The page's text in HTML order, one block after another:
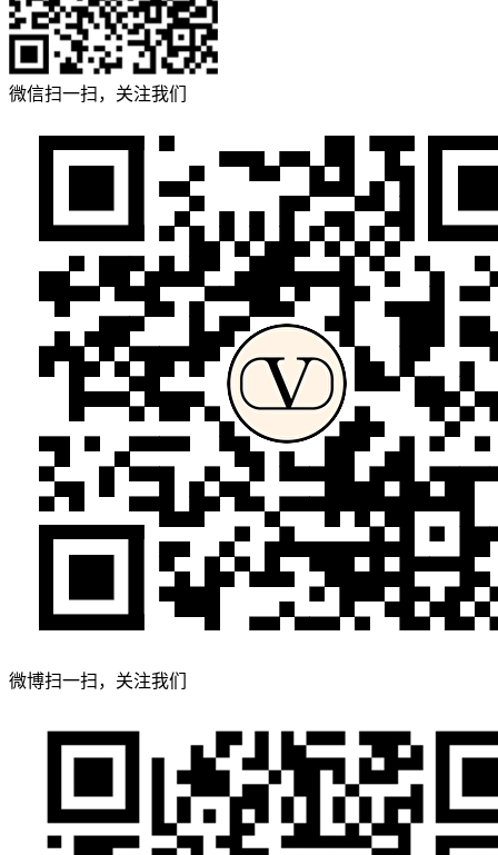
微信扫一扫，关注我们
微博扫一扫，关注我们